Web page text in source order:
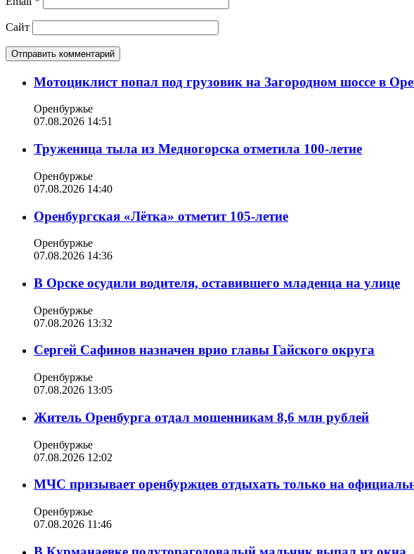
Сайт
Мотоциклист попал под грузовик на Загородном шоссе в
Оренбуржье
07.08.2026 14:51
Труженица тыла из Медногорска отметила 100-летие
Оренбуржье
07.08.2026 14:40
Оренбургская «Лётка» отметит 105-летие
Оренбуржье
07.08.2026 14:36
В Орске осудили водителя, оставившего младенца на улице
Оренбуржье
07.08.2026 13:32
Сергей Сафинов назначен врио главы Гайского округа
Оренбуржье
07.08.2026 13:05
Житель Оренбурга отдал мошенникам 8,6 млн рублей
Оренбуржье
07.08.2026 12:02
МЧС призывает оренбуржцев отдыхать только на
Оренбуржье
07.08.2026 11:46